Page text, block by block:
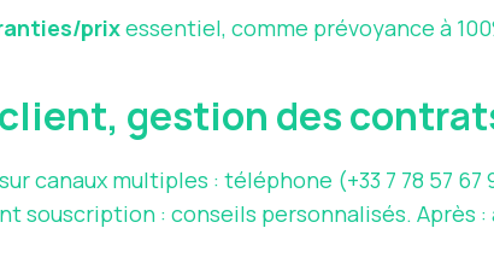
prixessentiel, comme prévoyance à
gestion des
canaux multiples : téléphone (+33 7 78 57 67
souscription : conseils personnalisés.